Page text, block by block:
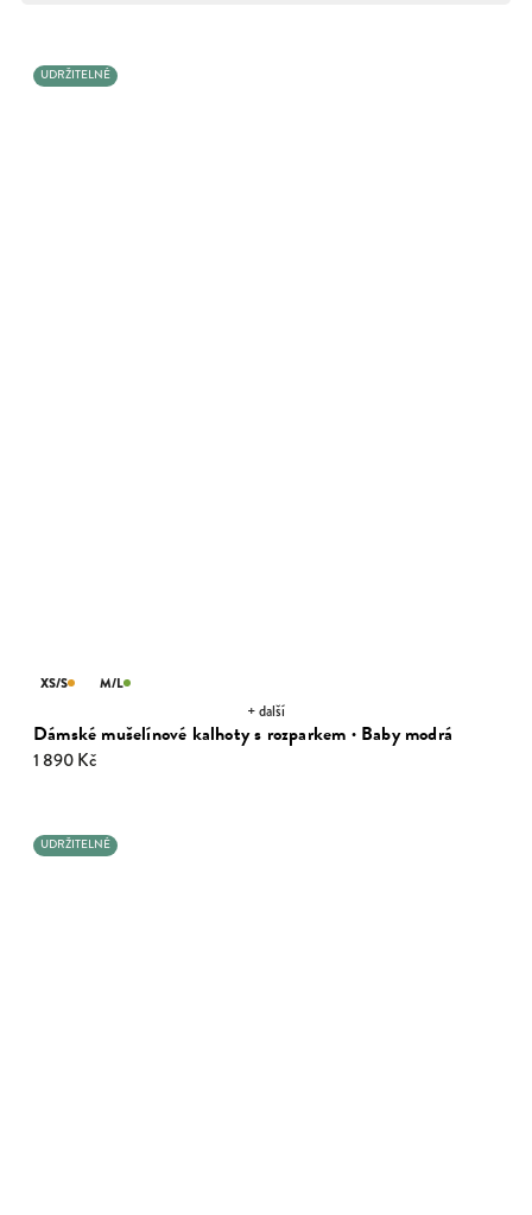
UDRŽITELNÉ
Dámské mušelínové kalhoty s rozparkem · Baby modrá
1 890 Kč
XS/S M/L
+ další
UDRŽITELNÉ